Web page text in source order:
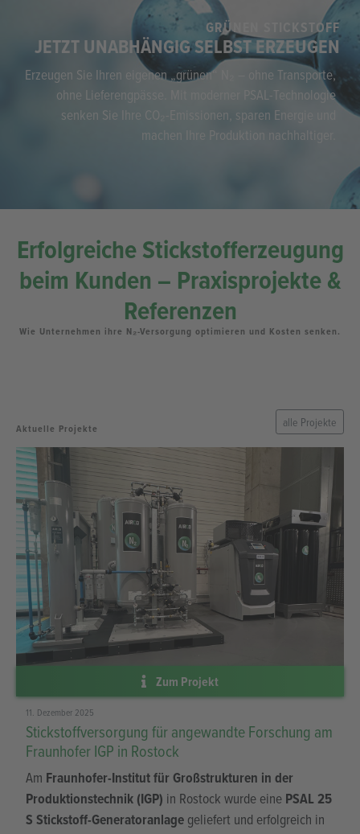
6. Eigene Stickstofferzeugung
Sie erzeugen Ihren Stickstoff selbst und erreichen
echte Unabhängigkeit– auf Wunsch nahezu CO₂-
neutral.
JETZT UNABHÄNGIG SELBST ERZEUGEN
Erzeugen Sie Ihren eigenen „grünen“ N₂ – ohne Transporte,
ohne Lieferengpässe. Mit moderner PSAL-Technologie
senken Sie Ihre CO₂-Emissionen, sparen Energie und
machen Ihre Produktion nachhaltiger.
Erfolgreiche Stickstofferzeugung
beim Kunden – Praxisprojekte &
Referenzen
Wie Unternehmen ihre N₂-Versorgung optimieren und Kosten senken.
Aktuelle Projekte alle Projekte